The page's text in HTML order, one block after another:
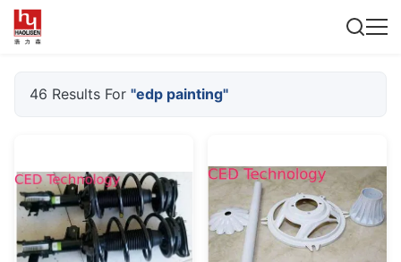
46 Results For "edp painting"